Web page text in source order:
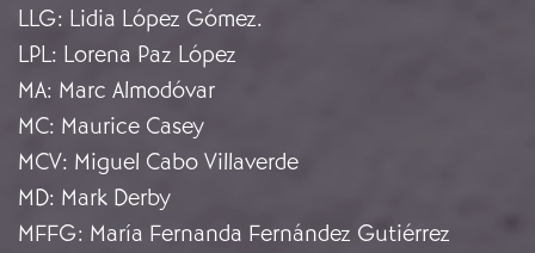
LLG: Lidia López Gómez.
LPL: Lorena Paz López
MA: Marc Almodóvar
MC: Maurice Casey
MCV: Miguel Cabo Villaverde
MD: Mark Derby
MFFG: María Fernanda Fernández Gutiérrez